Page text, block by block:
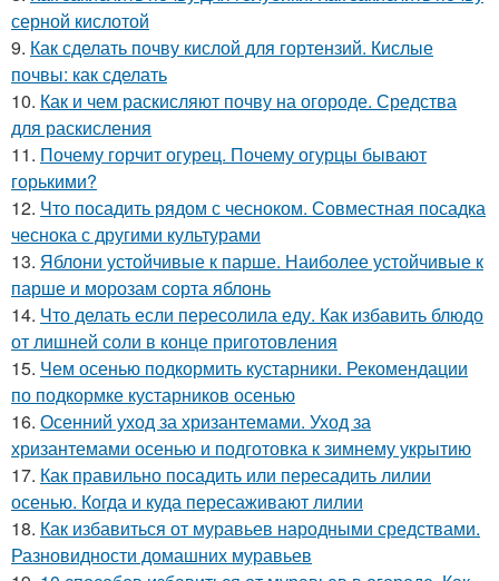
серной кислотой
9. Как сделать почву кислой для гортензий. Кислые
почвы: как сделать
10. Как и чем раскисляют почву на огороде. Средства
для раскисления
11. Почему горчит огурец. Почему огурцы бывают
горькими?
12. Что посадить рядом с чесноком. Совместная посадка
чеснока с другими культурами
13. Яблони устойчивые к парше. Наиболее устойчивые к
парше и морозам сорта яблонь
14. Что делать если пересолила еду. Как избавить блюдо
от лишней соли в конце приготовления
15. Чем осенью подкормить кустарники. Рекомендации
по подкормке кустарников осенью
16. Осенний уход за хризантемами. Уход за
хризантемами осенью и подготовка к зимнему укрытию
17. Как правильно посадить или пересадить лилии
осенью. Когда и куда пересаживают лилии
18. Как избавиться от муравьев народными средствами.
Разновидности домашних муравьев